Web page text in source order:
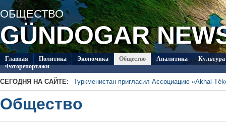
ОБЩЕСТВО
GÜNDOGAR
Главная Политикa Экономика Общество Аналитика
Культура
Фоторепортажи
СЕГОДНЯ НА САЙТЕ:
Туркменистан пригласил Ассоциацию «Akhal-
В Туркменистане отметят День Каспийского
Туркменский студент вошёл в число лауреатов
Шотландии
Второй круг чемпионата Туркменистана по
«Аркадаг» – «Мерв»
Туркменские каратисты завоевали 21 медаль
Общество